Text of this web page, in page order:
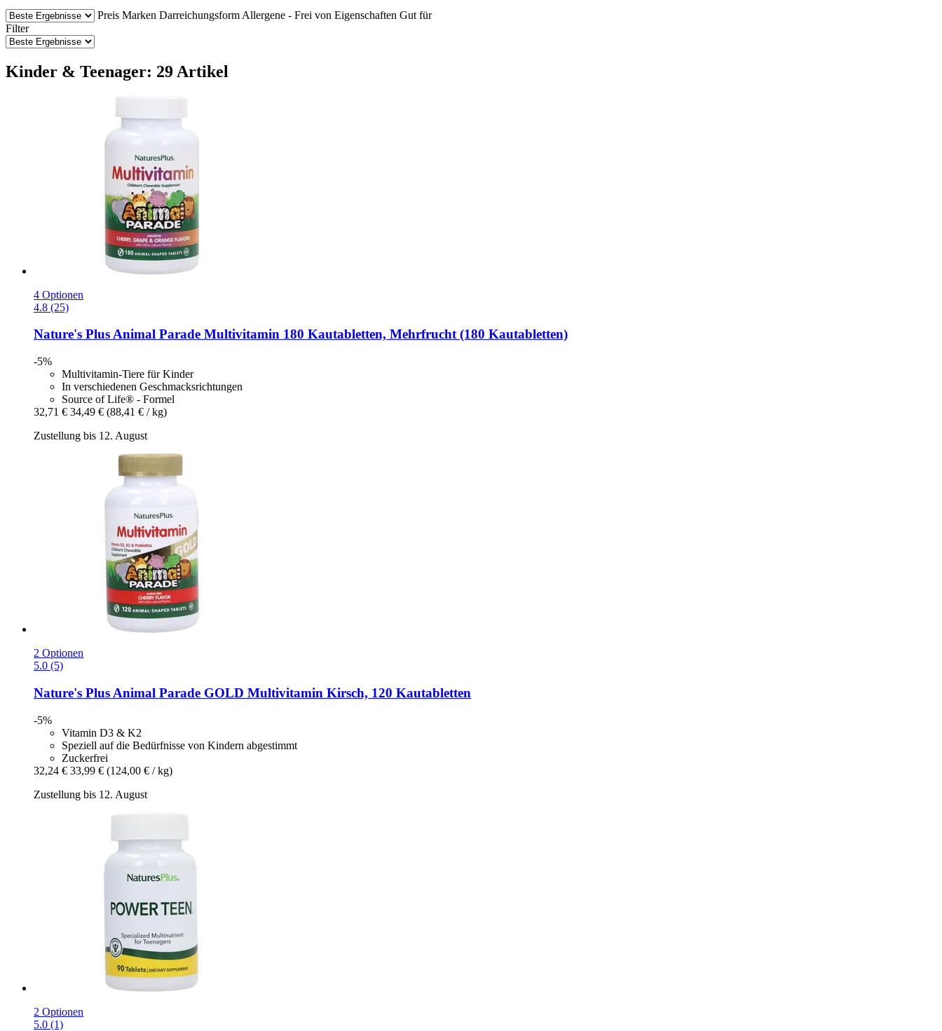
Preis Marken Darreichungsform Allergene - Frei von Eigenschaften Gut für
Filter
Kinder & Teenager: 29 Artikel
4 Optionen
4.8 (25)
Nature's PlusAnimal Parade Multivitamin 180 Kautabletten, Mehrfrucht (180 Kautabletten)
-5%
Multivitamin-Tiere für Kinder
In verschiedenen Geschmacksrichtungen
Source of Life® - Formel
32,71 € 34,49 € (88,41 € / kg)
Zustellung bis 12. August
2 Optionen
5.0 (5)
Nature's Plus Animal Parade GOLD Multivitamin Kirsch, 120 Kautabletten
-5%
Vitamin D3 & K2
Speziell auf die Bedürfnisse von Kindern abgestimmt
Zuckerfrei
32,24 € 33,99 € (124,00 € / kg)
Zustellung bis 12. August
2 Optionen
5.0 (1)